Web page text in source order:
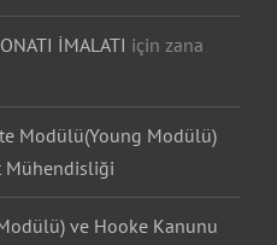
İMALATI için zana
Modülü(Young Modülü)
Mühendisliği
ve Hooke Kanunu